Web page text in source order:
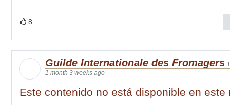
8
Guilde Internationale des Fromagers
1 month 3 weeks ago
Este contenido no está disponible en este